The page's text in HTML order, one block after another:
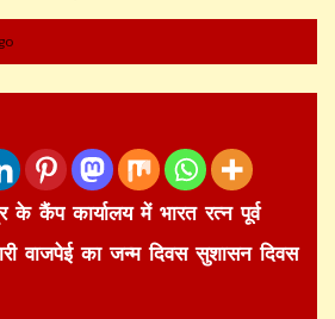
के कैंप कार्यालय में भारत रत्न पूर्व
वाजपेई का जन्म दिवस सुशासन दिवस